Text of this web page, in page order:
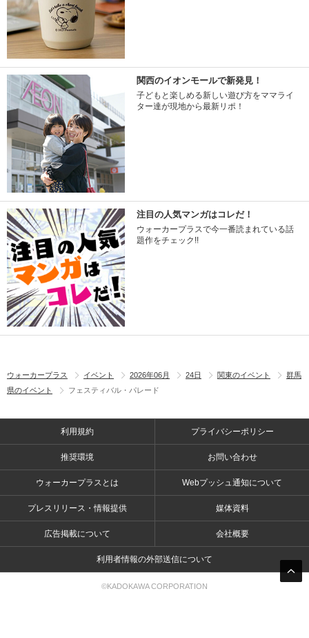
関西のイオンモールで新発見！
子どもと楽しめる新しい遊び方をママライ
ター達が現地から最新リポ！
注目の人気マンガはコレだ！
ウォーカープラスで今一番読まれている話
題作をチェック!!
ウォーカープラス イベント 2026年06月 24日 関東のイベント
群馬
県のイベント
フェスティバル・パレード
利用規約 プライバシーポリシー
推奨環境 お問い合わせ
ウォーカープラスとは Webプッシュ通知について
プレスリリース・情報提供 媒体資料
広告掲載について 会社概要
利用者情報の外部送信について
©KADOKAWA CORPORATION